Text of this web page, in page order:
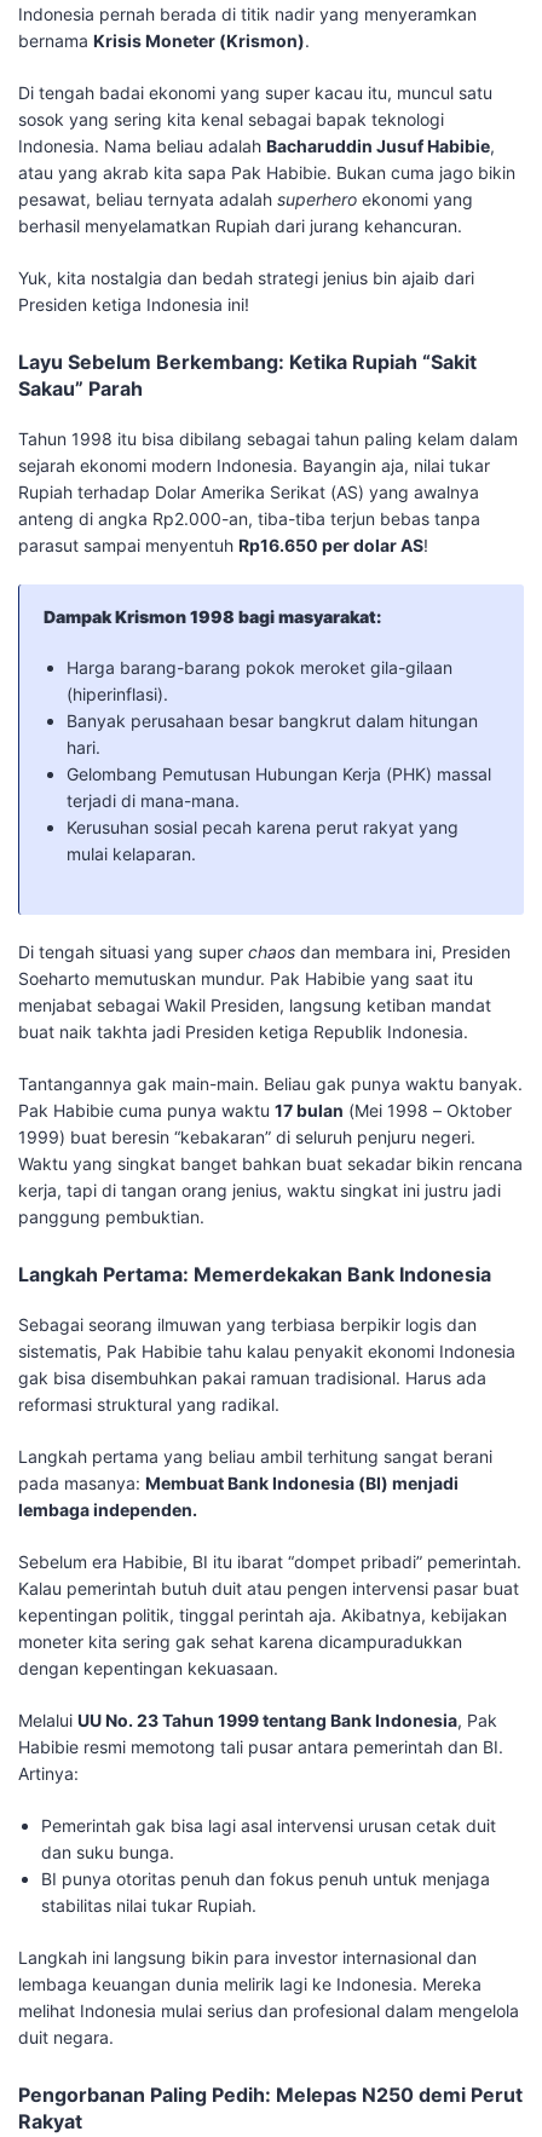
Indonesia pernah berada di titik nadir yang menyeramkan
bernama Krisis Moneter (Krismon).
​Di tengah badai ekonomi yang super kacau itu, muncul satu
sosok yang sering kita kenal sebagai bapak teknologi
Indonesia. Nama beliau adalah Bacharuddin Jusuf Habibie,
atau yang akrab kita sapa Pak Habibie. Bukan cuma jago bikin
pesawat, beliau ternyata adalah superhero ekonomi yang
berhasil menyelamatkan Rupiah dari jurang kehancuran.
​Yuk, kita nostalgia dan bedah strategi jenius bin ajaib dari
Presiden ketiga Indonesia ini!
​Layu Sebelum Berkembang: Ketika Rupiah “Sakit
Sakau” Parah
​Tahun 1998 itu bisa dibilang sebagai tahun paling kelam dalam
sejarah ekonomi modern Indonesia. Bayangin aja, nilai tukar
Rupiah terhadap Dolar Amerika Serikat (AS) yang awalnya
anteng di angka Rp2.000-an, tiba-tiba terjun bebas tanpa
parasut sampai menyentuh Rp16.650 per dolar AS!
Dampak Krismon 1998 bagi masyarakat:
​Harga barang-barang pokok meroket gila-gilaan
(hiperinflasi).
​Banyak perusahaan besar bangkrut dalam hitungan
hari.
​Gelombang Pemutusan Hubungan Kerja (PHK) massal
terjadi di mana-mana.
​Kerusuhan sosial pecah karena perut rakyat yang
mulai kelaparan.
​Di tengah situasi yang super chaos dan membara ini, Presiden
Soeharto memutuskan mundur. Pak Habibie yang saat itu
menjabat sebagai Wakil Presiden, langsung ketiban mandat
buat naik takhta jadi Presiden ketiga Republik Indonesia.
​Tantangannya gak main-main. Beliau gak punya waktu banyak.
Pak Habibie cuma punya waktu 17 bulan (Mei 1998 – Oktober
1999) buat beresin “kebakaran” di seluruh penjuru negeri.
Waktu yang singkat banget bahkan buat sekadar bikin rencana
kerja, tapi di tangan orang jenius, waktu singkat ini justru jadi
panggung pembuktian.
​Langkah Pertama: Memerdekakan Bank Indonesia
​Sebagai seorang ilmuwan yang terbiasa berpikir logis dan
sistematis, Pak Habibie tahu kalau penyakit ekonomi Indonesia
gak bisa disembuhkan pakai ramuan tradisional. Harus ada
reformasi struktural yang radikal.
​Langkah pertama yang beliau ambil terhitung sangat berani
pada masanya: Membuat Bank Indonesia (BI) menjadi
lembaga independen.
​Sebelum era Habibie, BI itu ibarat “dompet pribadi” pemerintah.
Kalau pemerintah butuh duit atau pengen intervensi pasar buat
kepentingan politik, tinggal perintah aja. Akibatnya, kebijakan
moneter kita sering gak sehat karena dicampuradukkan
dengan kepentingan kekuasaan.
​Melalui UU No. 23 Tahun 1999 tentang Bank Indonesia, Pak
Habibie resmi memotong tali pusar antara pemerintah dan BI.
Artinya:
​Pemerintah gak bisa lagi asal intervensi urusan cetak duit
dan suku bunga.
​BI punya otoritas penuh dan fokus penuh untuk menjaga
stabilitas nilai tukar Rupiah.
​Langkah ini langsung bikin para investor internasional dan
lembaga keuangan dunia melirik lagi ke Indonesia. Mereka
melihat Indonesia mulai serius dan profesional dalam mengelola
duit negara.
​Pengorbanan Paling Pedih: Melepas N250 demi Perut
Rakyat